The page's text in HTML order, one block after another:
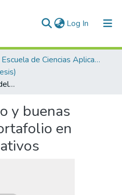
Log In (current)
Escuela de Ciencias Aplicadas e Ingeniería
Uso y buenas prácticas del portafolio en contextos educativos
y buenas
en